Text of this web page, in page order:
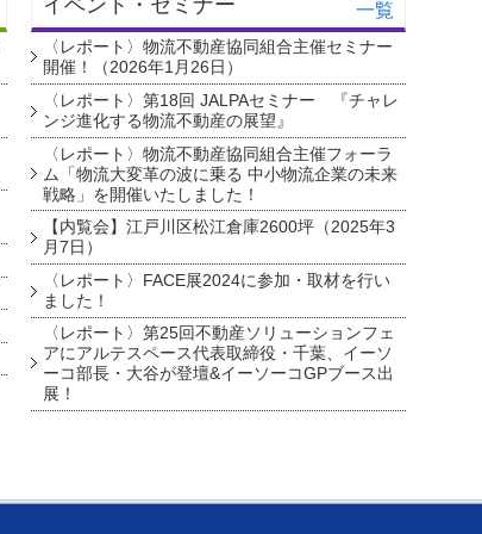
一覧
〈レポート〉物流不動産協同組合主催セミナー
開催！（2026年1月26日）
〈レポート〉第18回 JALPAセミナー 『チャレ
ンジ進化する物流不動産の展望』
〈レポート〉物流不動産協同組合主催フォーラ
ム「物流大変革の波に乗る 中小物流企業の未来
戦略」を開催いたしました！
【内覧会】江戸川区松江倉庫2600坪（2025年3
月7日）
〈レポート〉FACE展2024に参加・取材を行い
ました！
〈レポート〉第25回不動産ソリューションフェ
アにアルテスペース代表取締役・千葉、イーソ
ーコ部長・大谷が登壇&イーソーコGPブース出
展！